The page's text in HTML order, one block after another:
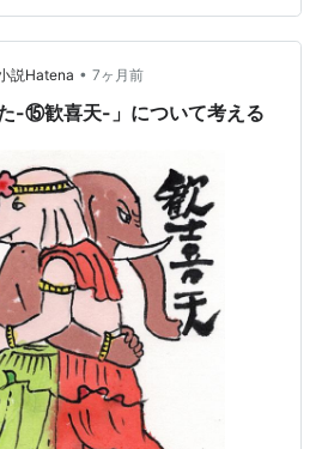
すので私一人で修しております
本地護摩祈祷を、皆様の目の前で
に一緒に拝むことができますの
の方は共に毘沙門天にも祈ってい
説Hatena • 7ヶ月前
た-⑮歓喜天-」について考える